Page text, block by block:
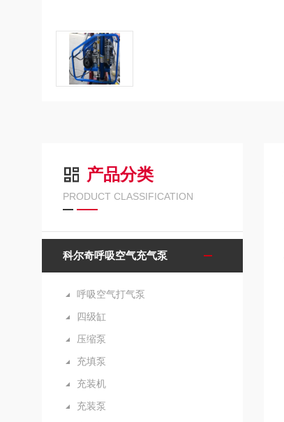
产品分类
PRODUCT CLASSIFICATION
科尔奇呼吸空气充气泵
呼吸空气打气泵
四级缸
压缩泵
充填泵
充装机
充装泵